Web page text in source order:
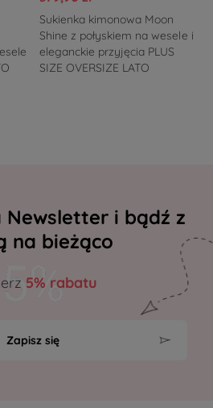
Sukienka kimonowa Moon
Shine z połyskiem na wesele i
eleganckie przyjęcia PLUS
SIZE OVERSIZE LATO
Newsletter i bądź z
na bieżąco
5% rabatu
Zapisz się